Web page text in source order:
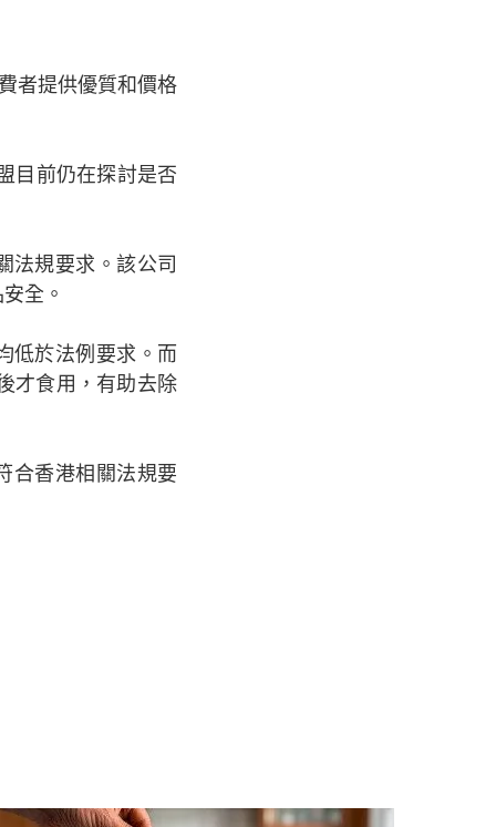
者提供優質和價格
目前仍在探討是否
法規要求。該公司
全。
低於法例要求。而
才食用，有助去除
合香港相關法規要